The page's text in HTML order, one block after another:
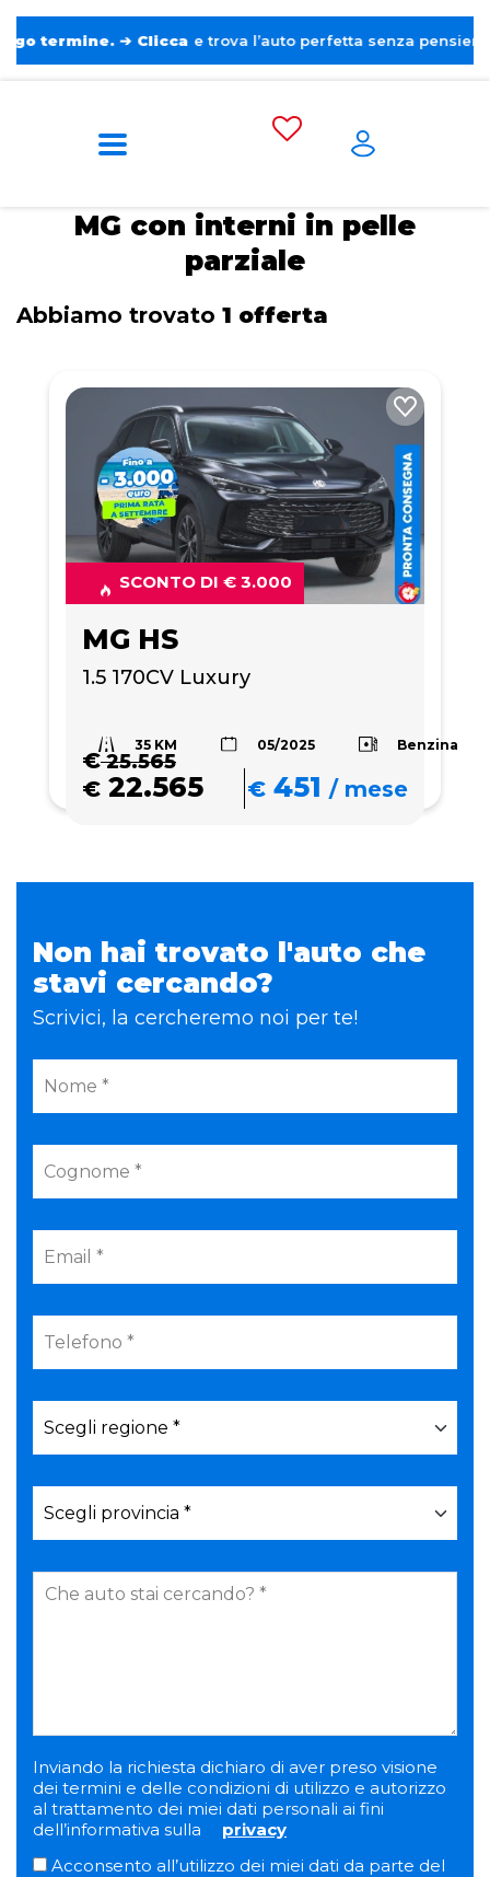
➔ Clicca e trova l’auto perfetta senza pensieri. ❤️
Home
Con interni in pelle
MG con interni in pelle
parziale
Abbiamo trovato 1 offerta
SCONTO DI € 3.000
MG HS
1.5 170CV Luxury
35 KM 05/2025 Benzina
€25.565
€ 22.565 € 451 /mese
Non hai trovato l'auto che
stavi cercando?
Scrivici, la cercheremo noi per te!
Inviando la richiesta dichiaro di aver preso visione
dei termini e delle condizioni di utilizzo e autorizzo
al trattamento dei miei dati personali ai fini
dell’informativa sulla
privacy
Acconsento all’utilizzo dei miei dati da parte del